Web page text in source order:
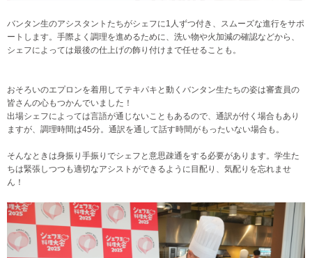
バンタン生のアシスタントたちがシェフに1人ずつ付き、スムーズな進行をサポ
ートします。手際よく調理を進めるために、洗い物や火加減の確認などから、
シェフによっては最後の仕上げの飾り付けまで任せることも。
おそろいのエプロンを着用してテキパキと動くバンタン生たちの姿は審査員の
皆さんの心もつかんでいました！
出場シェフによっては言語が通じないこともあるので、通訳が付く場合もあり
ますが、調理時間は45分。通訳を通して話す時間がもったいない場合も。
そんなときは身振り手振りでシェフと意思疎通をする必要があります。学生た
ちは緊張しつつも適切なアシストができるように目配り、気配りを忘れませ
ん！